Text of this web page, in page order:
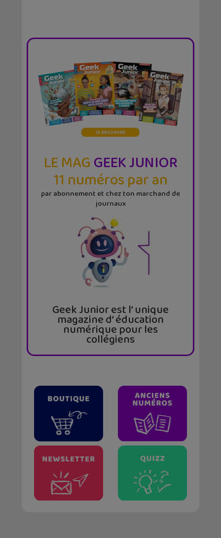
LE MAGGEEK JUNIOR
11 numéros par an
par abonnement et chez ton marchand de
journaux
Geek Junior est l’ unique
magazine d’ éducation
numérique pour les
collégiens